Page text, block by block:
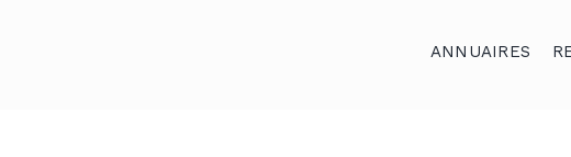
ANNUAIRES